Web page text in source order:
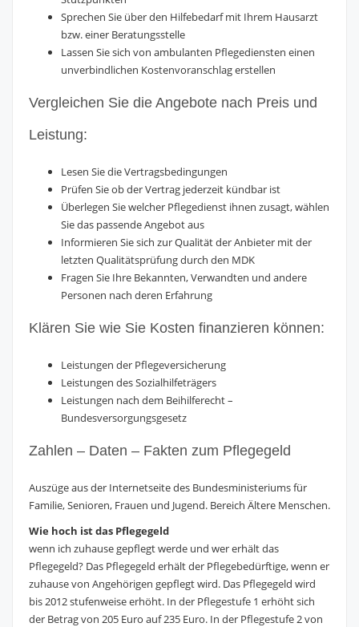
Sprechen Sie über den Hilfebedarf mit Ihrem Hausarzt
bzw. einer Beratungsstelle
Lassen Sie sich von ambulanten Pflegediensten einen
unverbindlichen Kostenvoranschlag erstellen
Vergleichen Sie die Angebote nach Preis und
Leistung:
Lesen Sie die Vertragsbedingungen
Prüfen Sie ob der Vertrag jederzeit kündbar ist
Überlegen Sie welcher Pflegedienst ihnen zusagt, wählen
Sie das passende Angebot aus
Informieren Sie sich zur Qualität der Anbieter mit der
letzten Qualitätsprüfung durch den MDK
Fragen Sie Ihre Bekannten, Verwandten und andere
Personen nach deren Erfahrung
Klären Sie wie Sie Kosten finanzieren können:
Leistungen der Pflegeversicherung
Leistungen des Sozialhilfeträgers
Leistungen nach dem Beihilferecht –
Bundesversorgungsgesetz
Zahlen – Daten – Fakten zum Pflegegeld
Auszüge aus der Internetseite des Bundesministeriums für
Familie, Senioren, Frauen und Jugend. Bereich Ältere Menschen.
Wie hoch ist das Pflegegeld
wenn ich zuhause gepflegt werde und wer erhält das
Pflegegeld? Das Pflegegeld erhält der Pflegebedürftige, wenn er
zuhause von Angehörigen gepflegt wird. Das Pflegegeld wird
bis 2012 stufenweise erhöht. In der Pflegestufe 1 erhöht sich
der Betrag von 205 Euro auf 235 Euro. In der Pflegestufe 2 von